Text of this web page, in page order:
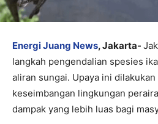
Energi Juang News, Jakarta-
langkah pengendalian spesies
aliran sungai. Upaya ini
keseimbangan lingkungan
dampak yang lebih luas bagi